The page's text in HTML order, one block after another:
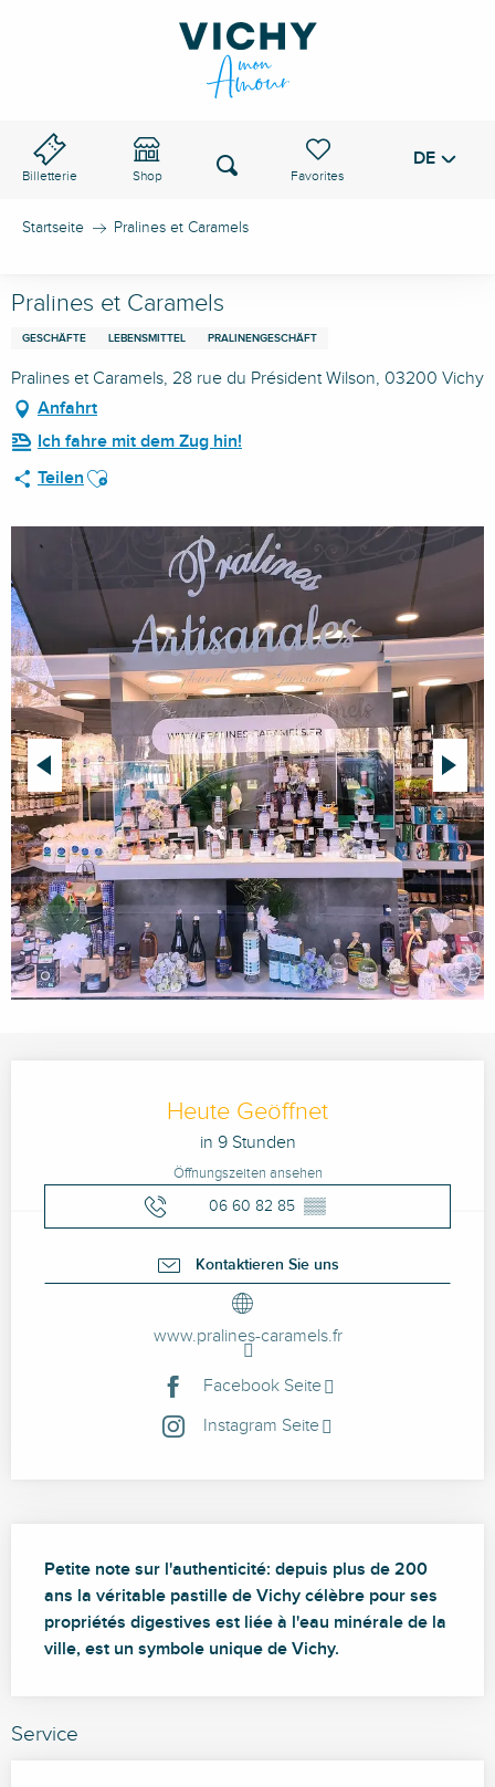
Billetterie Shop
Voir les favoris
Suche DE
Startseite Pralines et Caramels
Pralines et Caramels
GESCHÄFTE LEBENSMITTEL PRALINENGESCHÄFT
Pralines et Caramels, 28 rue du Président Wilson, 03200 Vichy
Anfahrt
Ich fahre mit dem Zug hin!
Teilen Ajouter aux favoris
Heute Geöffnet
in 9 Stunden
Öffnungszeiten ansehen
06 60 82 85 ▒▒
Kontaktieren Sie uns
www.pralines-caramels.fr
Facebook Seite
Instagram Seite
Petite note sur l'authenticité: depuis plus de 200
ans la véritable pastille de Vichy célèbre pour ses
propriétés digestives est liée à l'eau minérale de la
ville, est un symbole unique de Vichy.
Service